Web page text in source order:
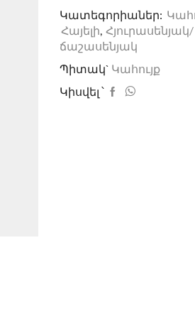
Կատեգորիաներ:
Հայելի, Հյուրասենյակ/
ճաշասենյակ
Պիտակ` Կահույք
Կիսվել ՝